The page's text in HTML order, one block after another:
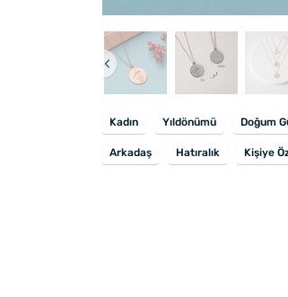
Kadın Yıldönümü Doğum
Arkadaş Hatıralık Kişiye